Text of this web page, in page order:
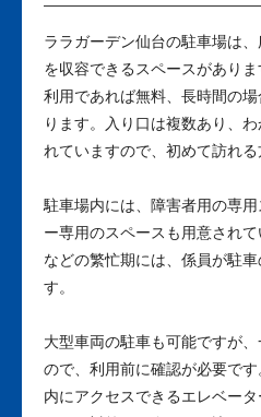
ララガーデン仙台の駐車場は
を収容できるスペースがあり
利用であれば無料、長時間の
ります。入り口は複数あり、
れていますので、初めて訪れる
駐車場内には、障害者用の専
ー専用のスペースも用意され
などの繁忙期には、係員が駐
す。
大型車両の駐車も可能ですが
ので、利用前に確認が必要で
内にアクセスできるエレベー